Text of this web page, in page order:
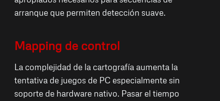
arranque que permiten detección suave.
Mapping de control
La complejidad de la cartografía aumenta la
tentativa de juegos de PC especialmente sin
soporte de hardware nativo. Pasar el tiempo